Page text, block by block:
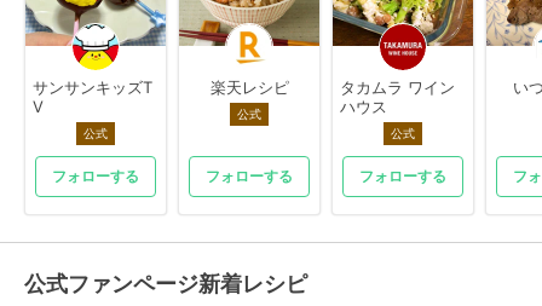
サンサンキッズT
V
公式
フォローする
楽天レシピ
公式
フォローする
タカムラ ワイン
ハウス
公式
フォローする
い
フ
公式ファンページ新着レシピ